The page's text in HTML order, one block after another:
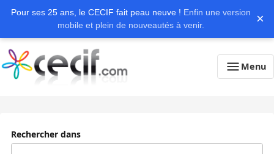
Pour ses 25 ans, le CECIF fait peau neuve ! Enfin une version
mobile et plein de nouveautés à venir.
×
Menu
Rechercher dans